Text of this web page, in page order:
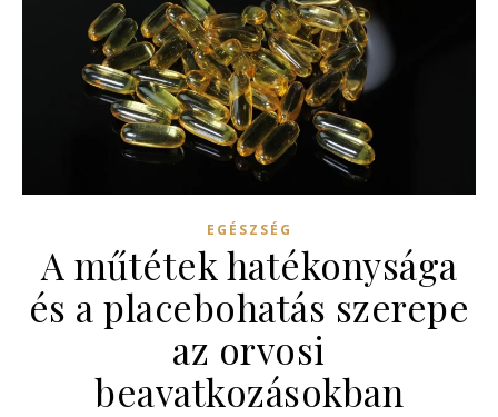
EGÉSZSÉG
A műtétek hatékonysága
és a placebohatás szerepe
az orvosi
beavatkozásokban